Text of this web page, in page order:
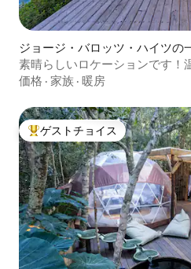
ジョージ・バロッツ・ハイツの
素晴らしいロケーションです！
上！
価格 · 家族 · 暖房
大好評のゲストチョイスです。
ゲストチョイス